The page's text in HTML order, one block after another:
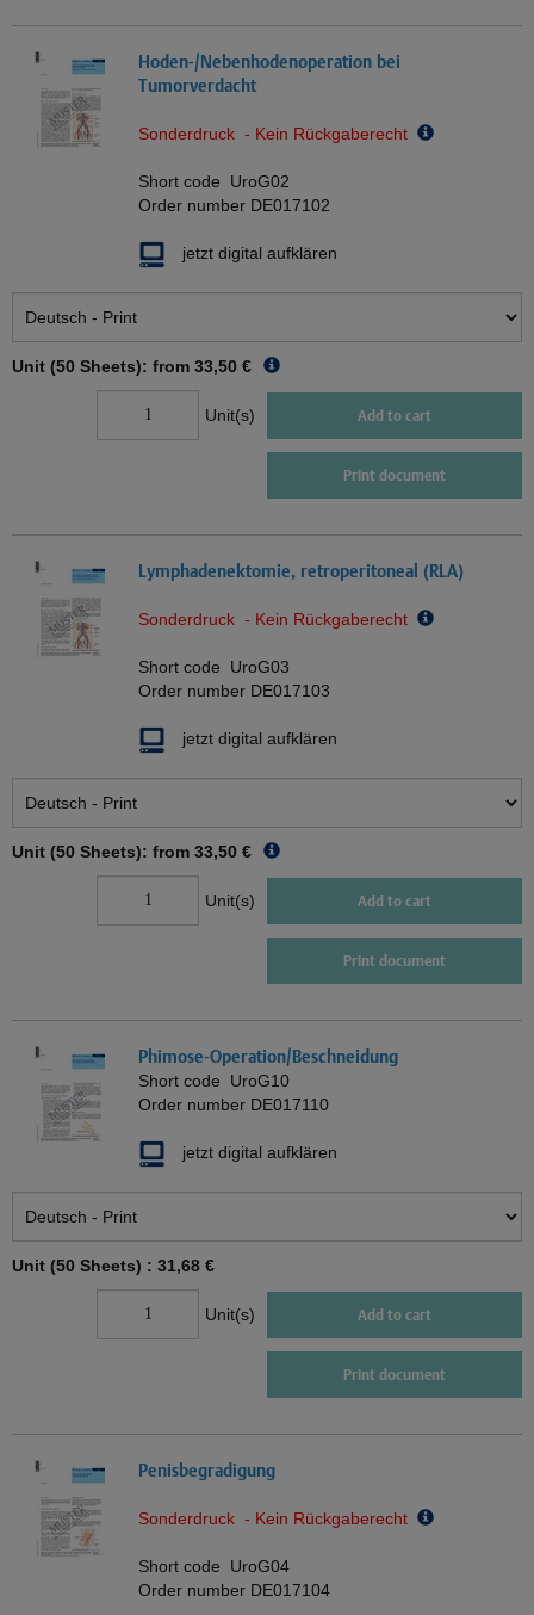
Hoden-/Nebenhodenoperation bei
Tumorverdacht
Sonderdruck - Kein Rückgaberecht
Short code UroG02
Order number DE017102
jetzt digital aufklären
Unit (50 Sheets): from 33,50 €
Unit(s) Add to cart
Print document
Lymphadenektomie, retroperitoneal (RLA)
Sonderdruck - Kein Rückgaberecht
Short code UroG03
Order number DE017103
jetzt digital aufklären
Unit (50 Sheets): from 33,50 €
Unit(s) Add to cart
Print document
Phimose-Operation/Beschneidung
Short code UroG10
Order number DE017110
jetzt digital aufklären
Unit (50 Sheets) : 31,68 €
Unit(s) Add to cart
Print document
Penisbegradigung
Sonderdruck - Kein Rückgaberecht
Short code UroG04
Order number DE017104